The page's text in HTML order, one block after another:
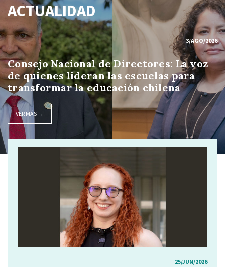
ACTUALIDAD
3/AGO/2026
Consejo Nacional de Directores: La voz
de quienes lideran las escuelas para
transformar la educación chilena
VER MÁS →
25/JUN/2026